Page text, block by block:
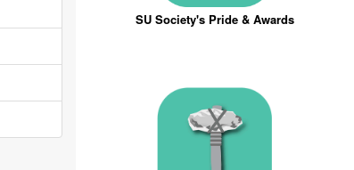
SU Society's Pride & Awards